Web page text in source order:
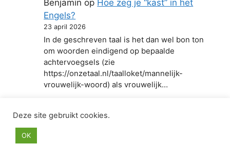
Benjamin op Hoe zeg je “kast” in het
Engels?
23 april 2026
In de geschreven taal is het dan wel bon ton
om woorden eindigend op bepaalde
achtervoegsels (zie
https://onzetaal.nl/taalloket/mannelijk-
vrouwelijk-woord) als vrouwelijk…
© 2026 Hoe zeg je in het Engels
Deze site gebruikt cookies.
OK